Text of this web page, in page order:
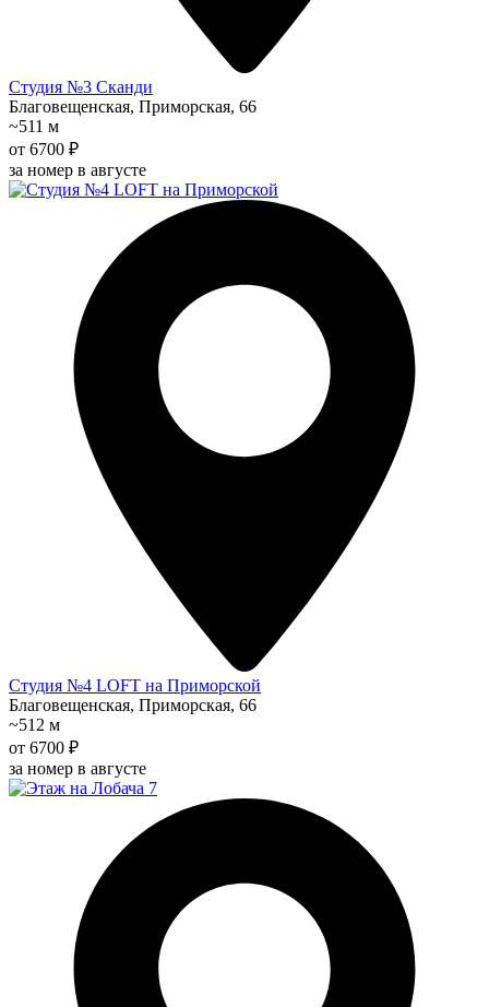
Студия №3 Сканди
Благовещенская, Приморская, 66
~511 м
от 6700 ₽
за номер в августе
Студия №4 LOFT на Приморской
Благовещенская, Приморская, 66
~512 м
от 6700 ₽
за номер в августе